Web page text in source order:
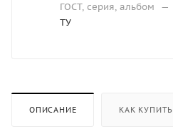
ГОСТ, серия, альбом
—
ТУ
ОПИСАНИЕ КАК КУПИТЬ